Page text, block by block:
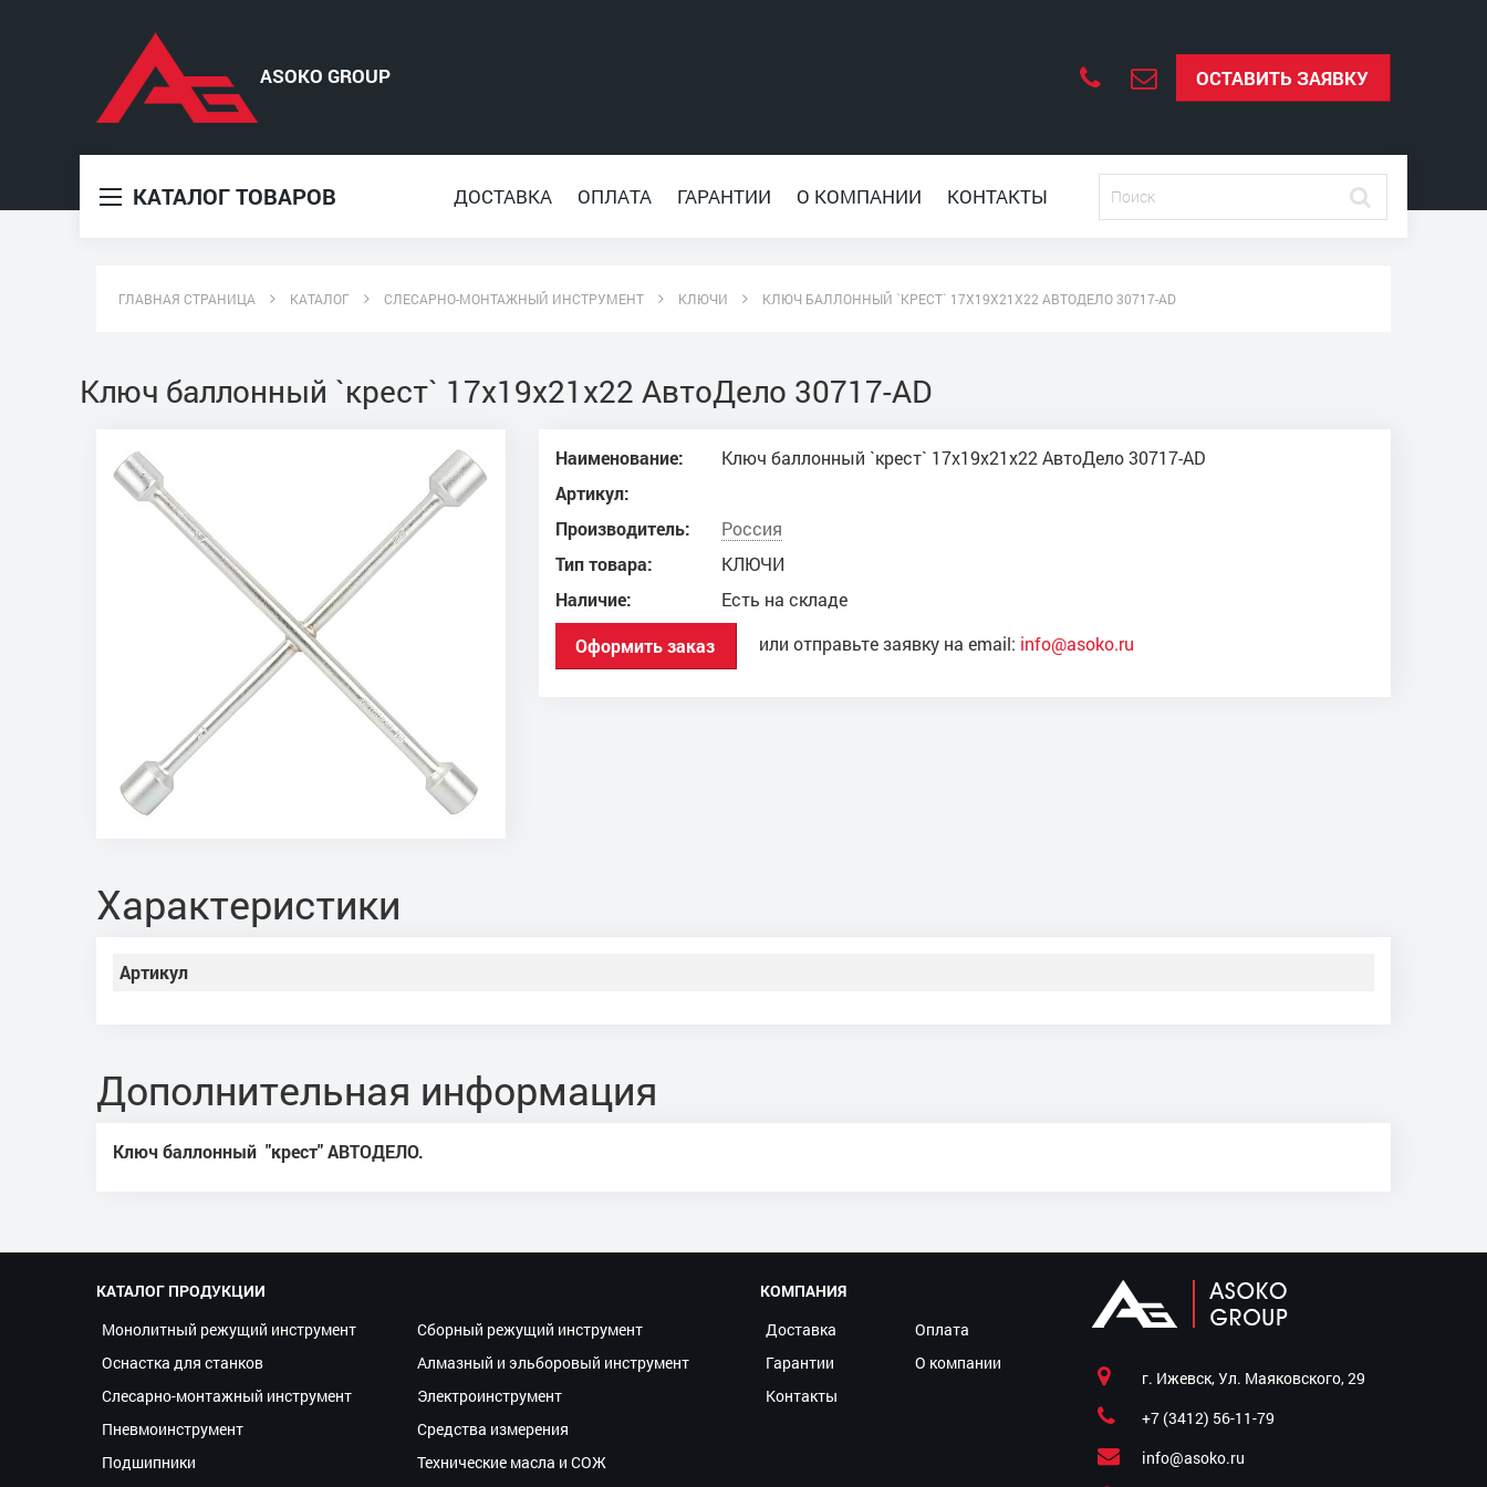
ОСТАВИТЬ ЗАЯВКУ
КАТАЛОГ ТОВАРОВ ДОСТАВКА ОПЛАТА ГАРАНТИИ О КОМПАНИИ КОНТАКТЫ
ГЛАВНАЯ СТРАНИЦА КАТАЛОГ СЛЕСАРНО-МОНТАЖНЫЙ ИНСТРУМЕНТ КЛЮЧИ КЛЮЧ БАЛЛОННЫЙ `КРЕСТ` 17Х19Х21Х22 АВТОДЕЛО 30717-AD
Ключ баллонный `крест` 17х19х21х22 АвтоДело 30717-AD
Наименование:
Ключ баллонный `крест` 17х19х21х22 АвтоДело 30717-AD
Артикул:
Производитель:
Россия
Тип товара:
КЛЮЧИ
Наличие:
Есть на складе
Оформить заказ или отправьте заявку на email: info@asoko.ru
Характеристики
Артикул
Дополнительная информация
Ключ баллонный "крест" АВТОДЕЛО.
КАТАЛОГ ПРОДУКЦИИ
Монолитный режущий инструмент
Сборный режущий инструмент
Оснастка для станков
Алмазный и эльборовый инструмент
Слесарно-монтажный инструмент
Электроинструмент
Пневмоинструмент
Средства измерения
Подшипники
Технические масла и СОЖ
КОМПАНИЯ
Доставка
Оплата
Гарантии
О компании
Контакты
г. Ижевск, Ул. Маяковского, 29
+7 (3412) 56-11-79
info@asoko.ru